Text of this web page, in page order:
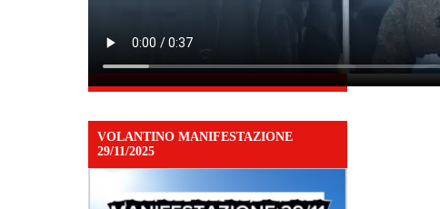
VOLANTINO MANIFESTAZIONE
29/11/2025